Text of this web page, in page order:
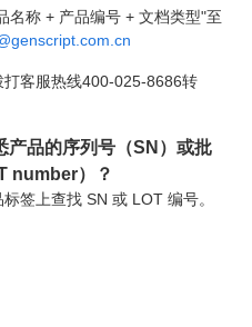
名称 + 产品编号 + 文档类型"至
打客服热线400-025-8686转
产品的序列号（SN）或批
number）？
签上查找 SN 或 LOT 编号。